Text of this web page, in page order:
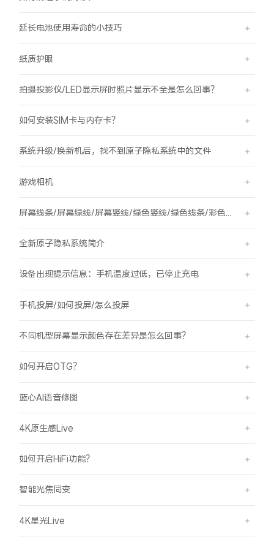
延长电池使用寿命的小技巧
纸质护眼
拍摄投影仪/LED显示屏时照片显示不全是怎么回事？
如何安装SIM卡与内存卡？
系统升级/换新机后，找不到原子隐私系统中的文件
游戏相机
全新原子隐私系统简介
设备出现提示信息：手机温度过低，已停止充电
手机投屏/如何投屏/怎么投屏
不同机型屏幕显示颜色存在差异是怎么回事？
如何开启OTG？
蓝心AI语音修图
4K原生感Live
如何开启HiFi功能？
智能光焦同变
4K星光Live